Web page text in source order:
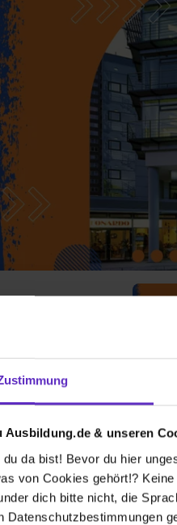
Ausbildung.de & unseren
du da bist! Bevor du hier
von Cookies gehört!?
dich bitte nicht, die
Datenschutzbestimmungen
(eigentlich) was Cooles
Platzhalter für Video-Content
erlaube die externen Inhalte
dass mir die externen
übermittelt werden. Mehr Infos
Berufe Firmen-
in 3